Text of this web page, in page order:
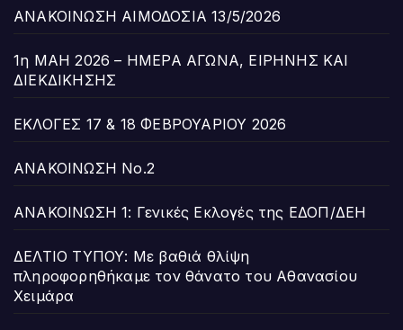
ΑΝΑΚΟΙΝΩΣΗ ΑΙΜΟΔΟΣΙΑ 13/5/2026
1η ΜΑΗ 2026 – ΗΜΕΡΑ ΑΓΩΝΑ, ΕΙΡΗΝΗΣ ΚΑΙ
ΔΙΕΚΔΙΚΗΣΗΣ
ΕΚΛΟΓΕΣ 17 & 18 ΦΕΒΡΟΥΑΡΙΟΥ 2026
ΑΝΑΚΟΙΝΩΣΗ Νο.2
ΑΝΑΚΟΙΝΩΣΗ 1: Γενικές Εκλογές της ΕΔΟΠ/ΔΕΗ
ΔΕΛΤΙΟ ΤΥΠΟΥ: Με βαθιά θλίψη
πληροφορηθήκαμε τον θάνατο του Αθανασίου
Χειμάρα